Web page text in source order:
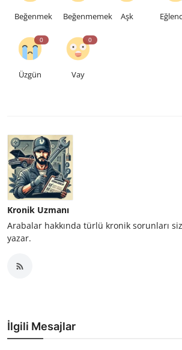
Beğenmek Beğenmemek Aşk
0
Üzgün
0
Vay
Kronik Uzmanı
Arabalar hakkında türlü kronik sorunları
yazar.
İlgili Mesajlar